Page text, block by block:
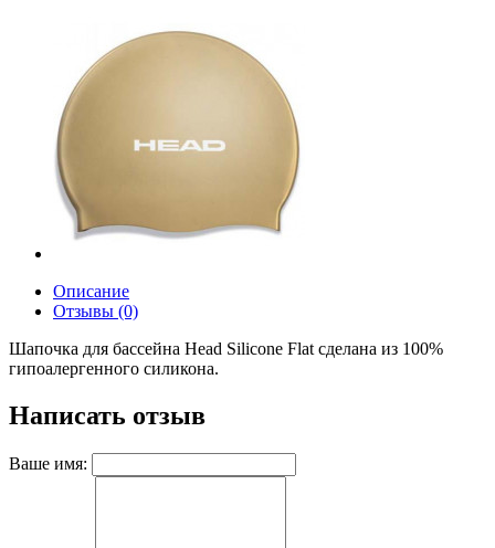
Описание
Отзывы (0)
Шапочка для бассейна Head Silicone Flat сделана из 100%
гипоалергенного силикона.
Написать отзыв
Ваше имя: